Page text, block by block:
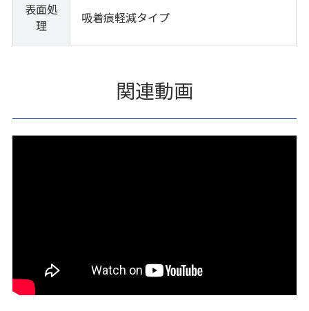
表面処
理
吸着痕軽減タイプ
関連動画